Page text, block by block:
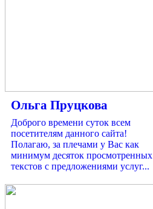
Ольга Пруцкова
Доброго времени суток всем
посетителям данного сайта!
Полагаю, за плечами у Вас как
минимум десяток просмотренных
текстов с предложениями услуг...